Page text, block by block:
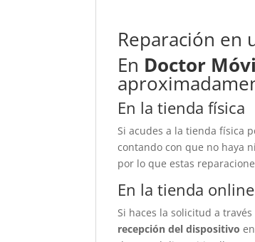
Reparación en
En Doctor
En la tienda física
Si acudes a la tienda física
contando con que no haya
por lo que estas
En la tienda online
Si haces la solicitud a
recepción del dispositivo